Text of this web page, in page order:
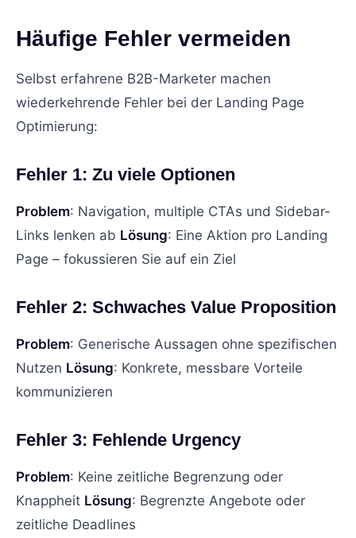
Häufige Fehler vermeiden
Selbst erfahrene B2B-Marketer machen
wiederkehrende Fehler bei der Landing Page
Optimierung:
Fehler 1: Zu viele Optionen
Problem: Navigation, multiple CTAs und Sidebar-
Links lenken ab Lösung: Eine Aktion pro Landing
Page – fokussieren Sie auf ein Ziel
Fehler 2: Schwaches Value Proposition
Problem: Generische Aussagen ohne spezifischen
Nutzen Lösung: Konkrete, messbare Vorteile
kommunizieren
Fehler 3: Fehlende Urgency
Problem: Keine zeitliche Begrenzung oder
Knappheit Lösung: Begrenzte Angebote oder
zeitliche Deadlines